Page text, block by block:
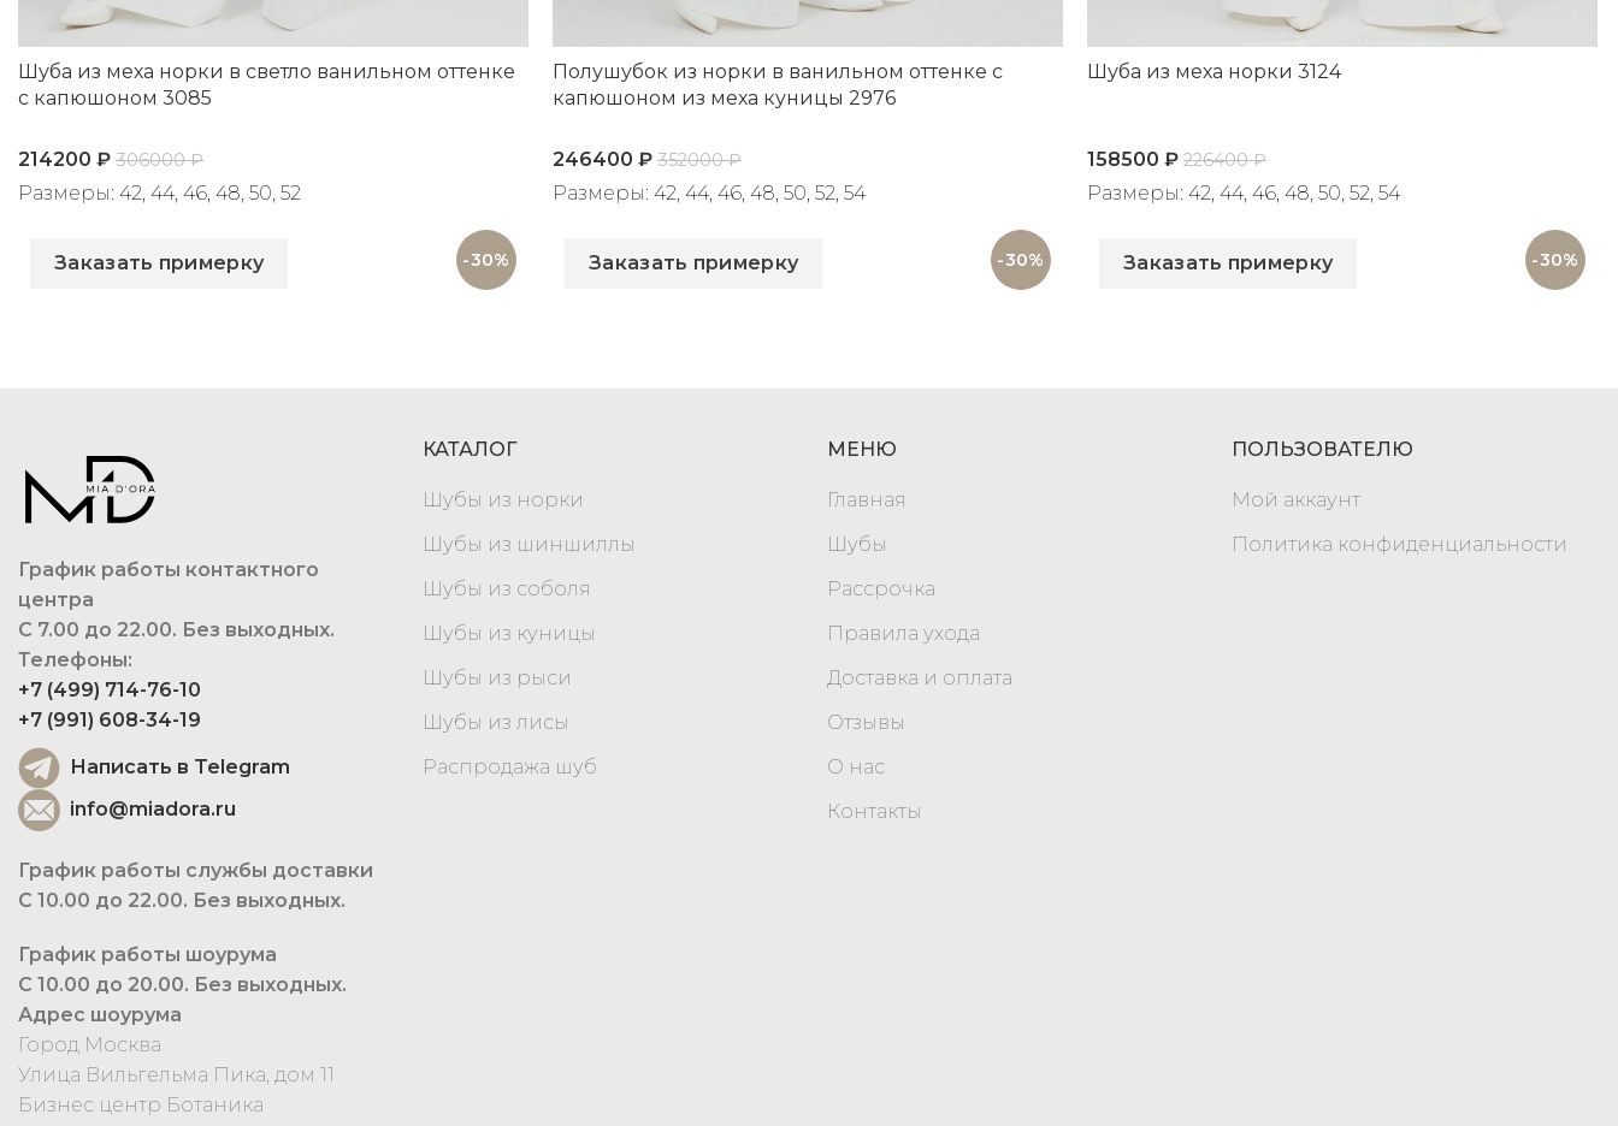
-30%
Шуба из меха норки в светло ванильном оттенке
с капюшоном 3085
214200 ₽ 306000₽
Размеры: 42, 44, 46, 48, 50, 52
Заказать примерку
-30%
Полушубок из норки в ванильном оттенке с
капюшоном из меха куницы 2976
246400 ₽ 352000₽
Размеры: 42, 44, 46, 48, 50, 52, 54
Заказать примерку
-30%
Шуба из меха норки 3124
158500 ₽ 226400₽
Размеры: 42, 44, 46, 48, 50, 52, 54
Заказать примерку
График работы контактного
центра
С 7.00 до 22.00. Без выходных.
Телефоны:
+7 (499) 714-76-10
+7 (991) 608-34-19
Написать в Telegram
info@miadora.ru
График работы службы доставки
С 10.00 до 22.00. Без выходных.
График работы шоурума
С 10.00 до 20.00. Без выходных.
Адрес шоурума
Город Москва
Улица Вильгельма Пика, дом 11
Бизнес центр Ботаника
КАТАЛОГ
Шубы из норки
Шубы из шиншиллы
Шубы из соболя
Шубы из куницы
Шубы из рыси
Шубы из лисы
Распродажа шуб
МЕНЮ
Главная
Шубы
Рассрочка
Правила ухода
Доставка и оплата
Отзывы
О нас
Контакты
ПОЛЬЗОВАТЕЛЮ
Мой аккаунт
Политика конфиденциальности